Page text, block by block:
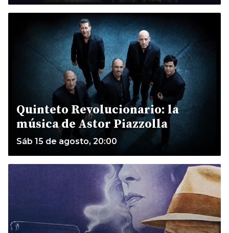
Quinteto Revolucionario: la
música de Astor Piazzolla
Sáb 15 de agosto, 20:00